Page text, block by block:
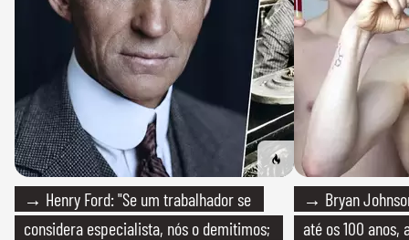
→ Henry Ford: "Se um trabalhador se
considera especialista, nós o demitimos;
→ Bryan
até os 100